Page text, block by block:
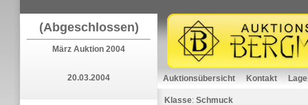
(Abgeschlossen)
März Auktion 2004
20.03.2004 Auktionsübersicht Kontakt
Klasse: Schmuck